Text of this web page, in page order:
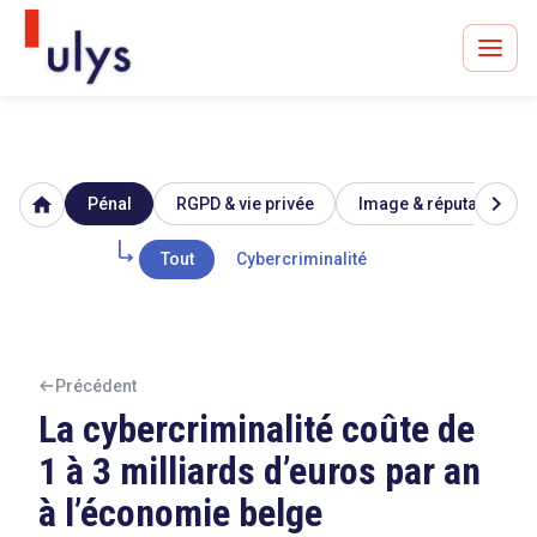
Avocats à Paris & Bruxelles
Leader en droit de l'innovation depuis 30 ans
Tout sur le RGPD
home Pénal RGPD & vie privée Image & réputation
Tout Cybercriminalité
chevron_right
Précédent
La cybercriminalité coûte de
1 à 3 milliards d’euros par an
à l’économie belge